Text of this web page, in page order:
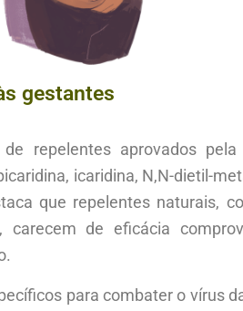
gestantes
repelentes aprovados
icaridina, N,N-dietil-
que repelentes naturais,
carecem de eficácia
para combater o vírus